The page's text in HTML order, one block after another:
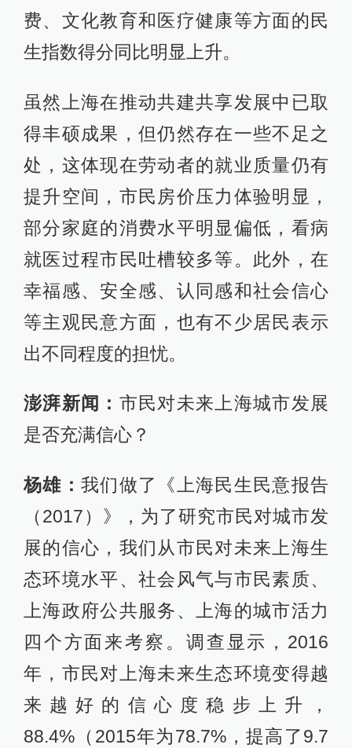
费、文化教育和医疗健康等方面的民
生指数得分同比明显上升。
虽然上海在推动共建共享发展中已取
得丰硕成果，但仍然存在一些不足之
处，这体现在劳动者的就业质量仍有
提升空间，市民房价压力体验明显，
部分家庭的消费水平明显偏低，看病
就医过程市民吐槽较多等。此外，在
幸福感、安全感、认同感和社会信心
等主观民意方面，也有不少居民表示
出不同程度的担忧。
澎湃新闻： 市民对未来上海城市发展
是否充满信心？
杨雄： 我们做了《上海民生民意报告
（2017）》，为了研究市民对城市发
展的信心，我们从市民对未来上海生
态环境水平、社会风气与市民素质、
上海政府公共服务、上海的城市活力
四个方面来考察。调查显示，2016
年，市民对上海未来生态环境变得越
来越好的信心度稳步上升，
88.4%（2015年为78.7%，提高了9.7